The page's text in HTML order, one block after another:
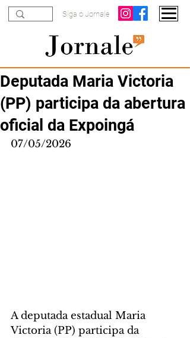
Siga o Jornale
Deputada Maria Victoria
(PP) participa da abertura
oficial da Expoingá
07/05/2026
A deputada estadual Maria
Victoria (PP) participa da